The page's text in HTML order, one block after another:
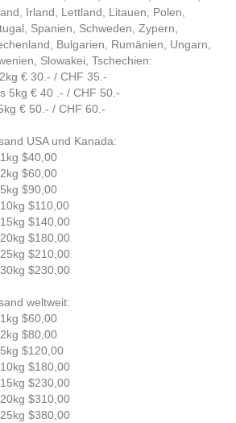
Irland, Lettland, Litauen, Polen,
Spanien, Schweden, Zypern,
Bulgarien, Rumänien, Ungarn,
Slowakei, Tschechien:
€ 30.- / CHF 35.-
5kg € 40 .- / CHF 50.-
€ 50.- / CHF 60.-
USA und Kanada:
$40,00
$60,00
$90,00
$110,00
$140,00
$180,00
$210,00
$230,00
weltweit:
$60,00
$80,00
$120,00
$180,00
$230,00
$310,00
$380,00